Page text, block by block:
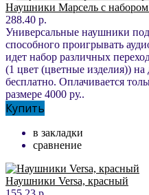
Наушники Марсель с
288.40 р.
Универсальные наушники
способного проигрывать
идет набор различных
(1 цвет (цветные изделия))
бесплатно. Оплачивается
размере 4000 ру..
Купить
в закладки
сравнение
Наушники Versa, красный